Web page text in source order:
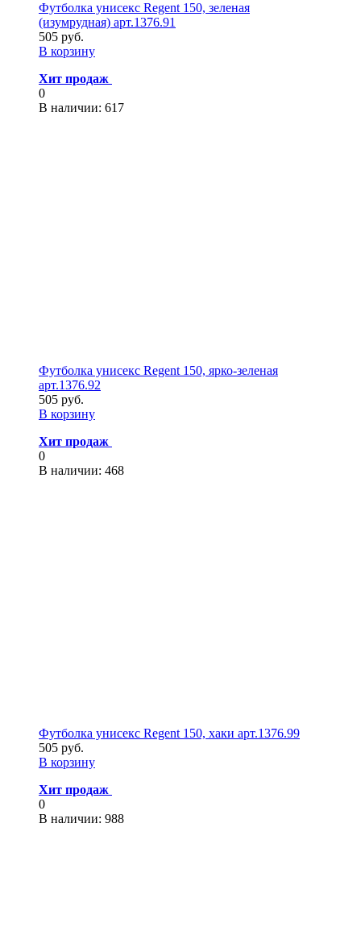
Футболка унисекс Regent 150, зеленая
(изумрудная) арт.1376.91
505 руб.
В корзину
Хит продаж
0
В наличии: 617
Футболка унисекс Regent 150, ярко-зеленая
арт.1376.92
505 руб.
В корзину
Хит продаж
0
В наличии: 468
Футболка унисекс Regent 150, хаки арт.1376.99
505 руб.
В корзину
Хит продаж
0
В наличии: 988